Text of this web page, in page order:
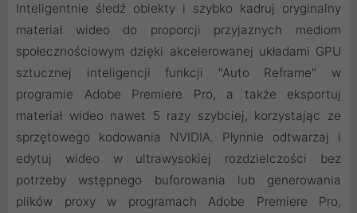
Inteligentnie śledź obiekty i szybko kadruj oryginalny
materiał wideo do proporcji przyjaznych mediom
społecznościowym dzięki akcelerowanej układami GPU
sztucznej inteligencji funkcji "Auto Reframe" w
programie Adobe Premiere Pro, a także eksportuj
materiał wideo nawet 5 razy szybciej, korzystając ze
sprzętowego kodowania NVIDIA. Płynnie odtwarzaj i
edytuj wideo w ultrawysokiej rozdzielczości bez
potrzeby wstępnego buforowania lub generowania
plików proxy w programach Adobe Premiere Pro,